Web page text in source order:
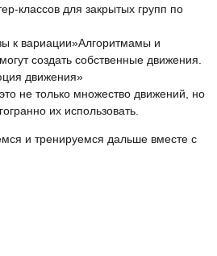
классов для закрытых групп по
к вариации»Алгоритмамы и
создать собственные движения.
движения»
не только множество движений, но
их использовать.
и тренируемся дальше вместе с